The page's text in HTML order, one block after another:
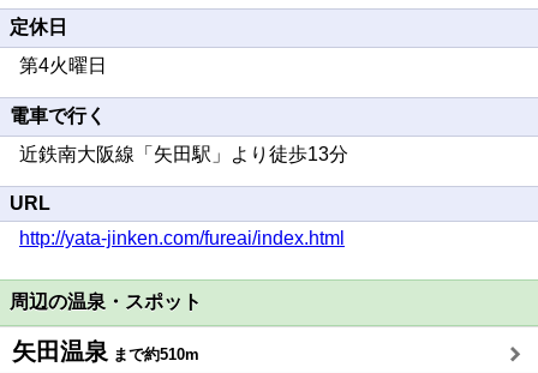
定休日
第4火曜日
電車で行く
近鉄南大阪線「矢田駅」より徒歩13分
URL
http://yata-jinken.com/fureai/index.html
周辺の温泉・スポット
矢田温泉まで約510m